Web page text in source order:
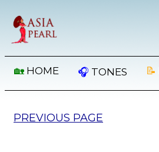
🏡 HOME 🎧 TONES 📝
PREVIOUS PAGE